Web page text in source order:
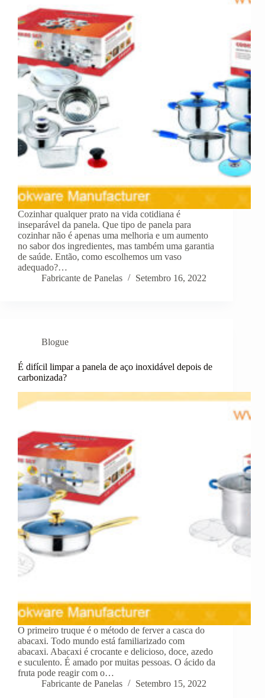
Cozinhar qualquer prato na vida cotidiana é
inseparável da panela. Que tipo de panela para
cozinhar não é apenas uma melhoria e um aumento
no sabor dos ingredientes, mas também uma garantia
de saúde. Então, como escolhemos um vaso
adequado?…
Fabricante de Panelas
Setembro 16, 2022
Blogue
É difícil limpar a panela de aço inoxidável depois de
carbonizada?
O primeiro truque é o método de ferver a casca do
abacaxi. Todo mundo está familiarizado com
abacaxi. Abacaxi é crocante e delicioso, doce, azedo
e suculento. É amado por muitas pessoas. O ácido da
fruta pode reagir com o…
Fabricante de Panelas
Setembro 15, 2022